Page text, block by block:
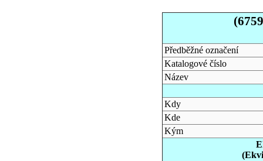
Předběžné označení
Katalogové číslo
Název
Kdy
Kde
Kým